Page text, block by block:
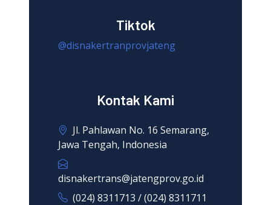
Tiktok
@disnakertranprovjateng
Kontak Kami
Jl. Pahlawan No. 16 Semarang,
Jawa Tengah, Indonesia
disnakertrans@jatengprov.go.id
(024) 8311713 / (024) 8311711